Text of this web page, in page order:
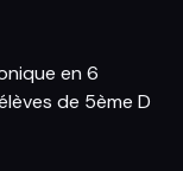
en 6
de 5ème D